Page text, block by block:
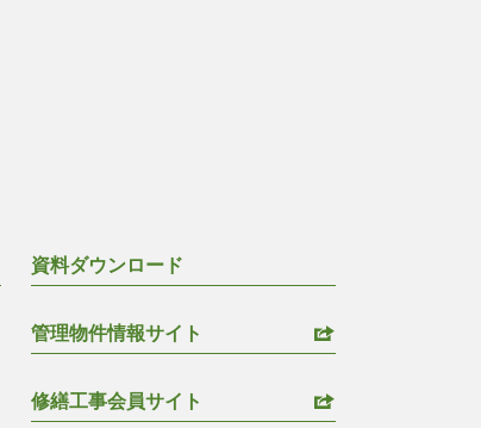
資料ダウンロード
管理物件情報サイト
修繕工事会員サイト